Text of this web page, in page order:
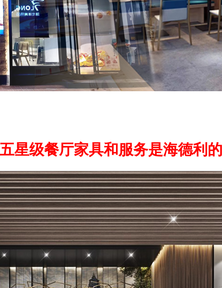
星级餐厅家具和服务是海德利